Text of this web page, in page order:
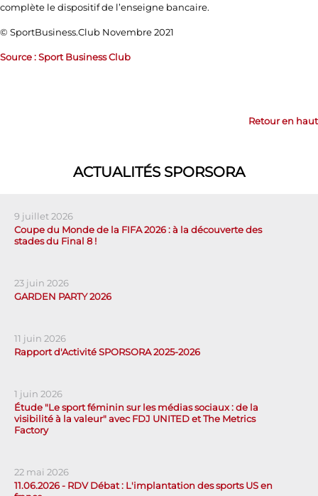
complète le dispositif de l’enseigne bancaire.
© SportBusiness.Club Novembre 2021
Source :Sport Business Club
Retour en haut
ACTUALITÉS SPORSORA
9 juillet 2026
Coupe du Monde de la FIFA 2026 : à la découverte des
stades du Final 8 !
23 juin 2026
GARDEN PARTY 2026
11 juin 2026
Rapport d'Activité SPORSORA 2025-2026
1 juin 2026
Étude "Le sport féminin sur les médias sociaux : de la
visibilité à la valeur" avec FDJ UNITED et The Metrics
Factory
22 mai 2026
11.06.2026 - RDV Débat : L'implantation des sports US en